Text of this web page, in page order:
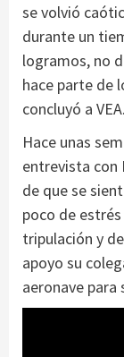
se volvió
durante un
logramos, no
hace parte de
concluyó a VEA.
Hace unas
entrevista con
de que se
poco de
tripulación y
apoyo su
aeronave para